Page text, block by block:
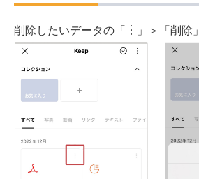
削除したいデータの「︙」＞「削除」